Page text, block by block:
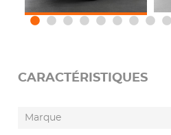
CARACTÉRISTIQUES
Marque